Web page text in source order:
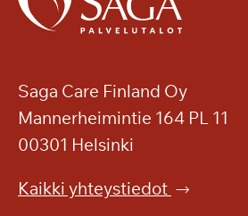
Saga Care Finland Oy
Mannerheimintie 164 PL 11
00301 Helsinki
Kaikki yhteystiedot